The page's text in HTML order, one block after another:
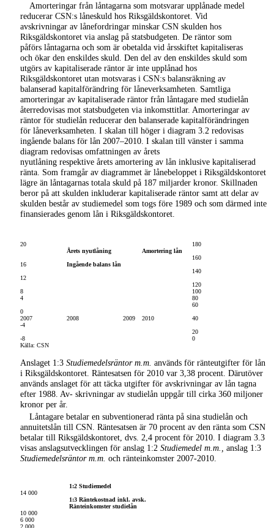
Amorteringar från låntagarna som motsvarar upplånade medel
reducerar CSN:s låneskuld hos Riksgäldskontoret. Vid
avskrivningar av lånefordringar minskar CSN skulden hos
Riksgäldskontoret via anslag på statsbudgeten. De räntor som
påförs låntagarna och som är obetalda vid årsskiftet kapitaliseras
och ökar den enskildes skuld. Den del av den enskildes skuld som
utgörs av kapitaliserade räntor är inte upplånad hos
Riksgäldskontoret utan motsvaras i CSN:s balansräkning av
balanserad kapitalförändring för låneverksamheten. Samtliga
amorteringar av kapitaliserade räntor från låntagare med studielån
återredovisas mot statsbudgeten via inkomsttitlar. Amorteringar av
räntor för studielån reducerar den balanserade kapitalförändringen
för låneverksamheten. I skalan till höger i diagram 3.2 redovisas
ingående balans för lån 2007–2010. I skalan till vänster i samma
diagram redovisas omfattningen av årets
nyutlåning respektive årets amortering av lån inklusive kapitaliserad
ränta. Som framgår av diagrammet är lånebeloppet i Riksgäldskontoret
lägre än låntagarnas totala skuld på 187 miljarder kronor. Skillnaden
beror på att skulden inkluderar kapitaliserade räntor samt att delar av
skulden består av studiemedel som togs före 1989 och som därmed inte
finansierades genom lån i Riksgäldskontoret.
20
180
Årets nyutlåning
Amortering lån
160
16
Ingående balans lån
140
12
120
8
100
4
80
0
60
2007
2008 2009 2010
40
-4
20
-8
0
Källa: CSN
Anslaget 1:3 Studiemedelsräntor m.m. används för ränteutgifter för lån
i Riksgäldskontoret. Räntesatsen för 2010 var 3,38 procent. Därutöver
används anslaget för att täcka utgifter för avskrivningar av lån tagna
efter 1988. Av- skrivningar av studielån uppgår till cirka 360 miljoner
kronor per år.
Låntagare betalar en subventionerad ränta på sina studielån och
annuitetslån till CSN. Räntesatsen är 70 procent av den ränta som CSN
betalar till Riksgäldskontoret, dvs. 2,4 procent för 2010. I diagram 3.3
visas anslagsutvecklingen för anslag 1:2 Studiemedel m.m., anslag 1:3
Studiemedelsräntor m.m. och ränteinkomster 2007-2010.
14 000
1:2 Studiemedel
1:3 Räntekostnad inkl. avsk.
Ränteinkomster studielån
10 000
6 000
2 000